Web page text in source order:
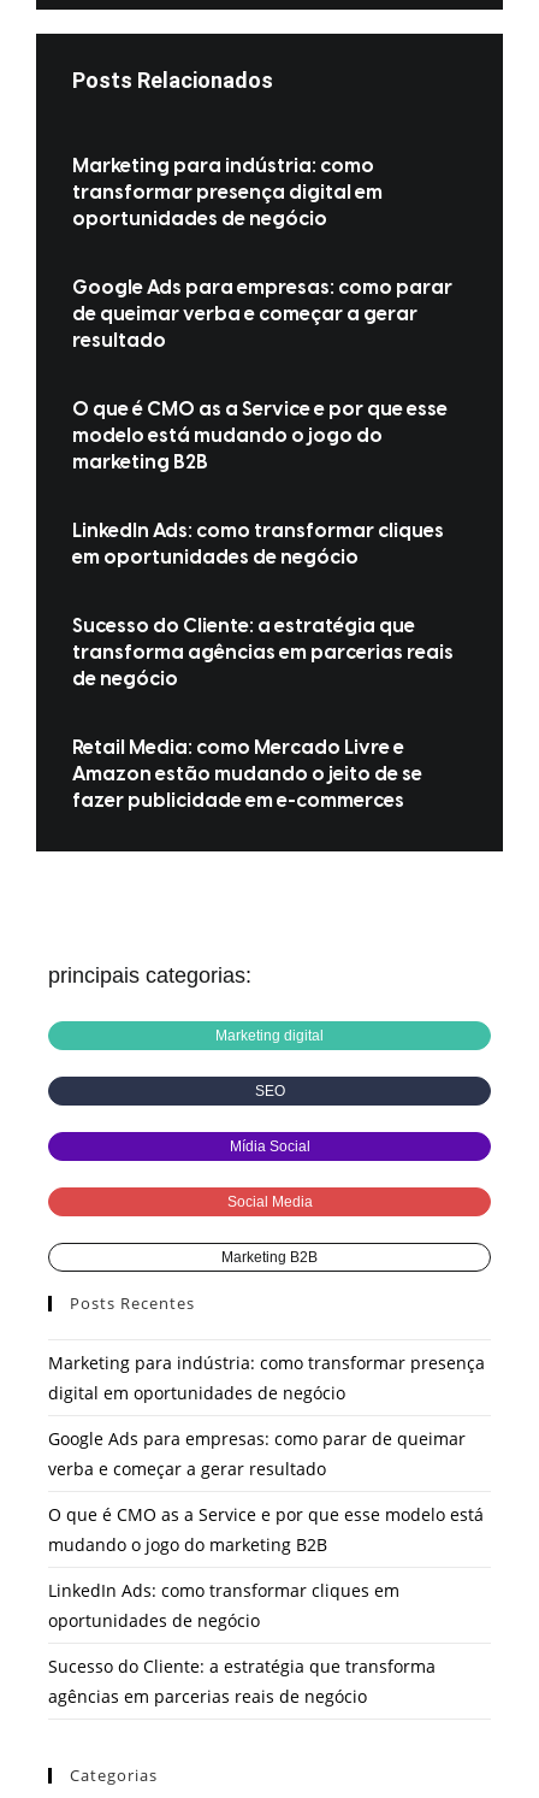
Posts Relacionados
Marketing para indústria: como
transformar presença digital em
oportunidades de negócio
Google Ads para empresas: como parar
de queimar verba e começar a gerar
resultado
O que é CMO as a Service e por que esse
modelo está mudando o jogo do
marketing B2B
LinkedIn Ads: como transformar cliques
em oportunidades de negócio
Sucesso do Cliente: a estratégia que
transforma agências em parcerias reais
de negócio
Retail Media: como Mercado Livre e
Amazon estão mudando o jeito de se
fazer publicidade em e-commerces
principais categorias:
Marketing digital
SEO
Mídia Social
Social Media
Marketing B2B
Posts Recentes
Marketing para indústria: como transformar presença
digital em oportunidades de negócio
Google Ads para empresas: como parar de queimar
verba e começar a gerar resultado
O que é CMO as a Service e por que esse modelo está
mudando o jogo do marketing B2B
LinkedIn Ads: como transformar cliques em
oportunidades de negócio
Sucesso do Cliente: a estratégia que transforma
agências em parcerias reais de negócio
Categorias